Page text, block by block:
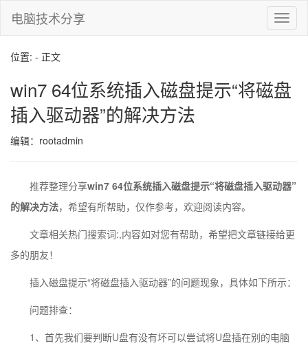
切
换
电脑技术分享
位置: - 正文
win7 64位系统插入磁盘提示“将磁盘
插入驱动器”的解决方法
编辑：rootadmin
推荐整理分享win7 64位系统插入磁盘提示“将磁盘插入驱动器”
的解决方法，希望有所帮助，仅作参考，欢迎阅读内容。
文章相关热门搜索词:,内容如对您有帮助，希望把文章链接给更
多的朋友！
插入磁盘提示“将磁盘插入驱动器”的问题现象，具体如下所示：
问题排查：
1、首先我们要判断U盘有没有坏可以尝试将U盘插在别的电脑